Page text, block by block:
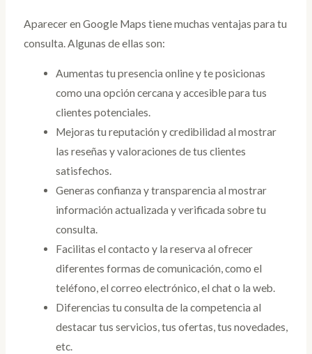
Aparecer en Google Maps tiene muchas ventajas para tu
consulta. Algunas de ellas son:
Aumentas tu presencia online y te posicionas
como una opción cercana y accesible para tus
clientes potenciales.
Mejoras tu reputación y credibilidad al mostrar
las reseñas y valoraciones de tus clientes
satisfechos.
Generas confianza y transparencia al mostrar
información actualizada y verificada sobre tu
consulta.
Facilitas el contacto y la reserva al ofrecer
diferentes formas de comunicación, como el
teléfono, el correo electrónico, el chat o la web.
Diferencias tu consulta de la competencia al
destacar tus servicios, tus ofertas, tus novedades,
etc.